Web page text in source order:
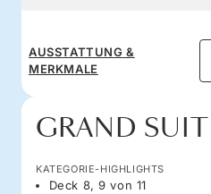
AUSSTATTUNG &
MERKMALE
GRAND
KATEGORIE-HIGHLIGHTS
Deck 8, 9 von 11